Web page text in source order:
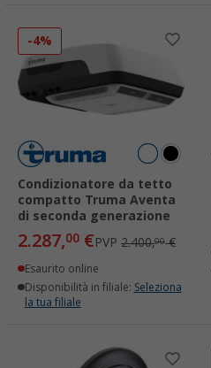
-4%
Condizionatore da tetto
compatto Truma Aventa
di seconda generazione
2.287,00 €PVP 2.400,00€
Esaurito online
Disponibilità in filiale: Seleziona
la tua filiale